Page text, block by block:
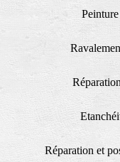
Réparation et